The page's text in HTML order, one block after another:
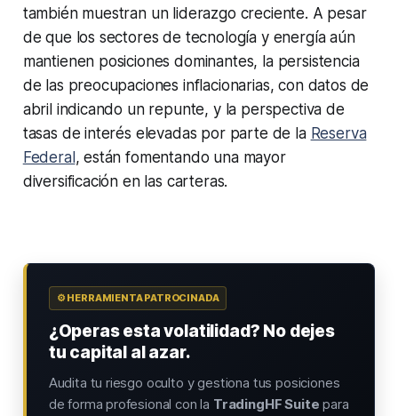
también muestran un liderazgo creciente. A pesar
de que los sectores de tecnología y energía aún
mantienen posiciones dominantes, la persistencia
de las preocupaciones inflacionarias, con datos de
abril indicando un repunte, y la perspectiva de
tasas de interés elevadas por parte de la Reserva
Federal , están fomentando una mayor
diversificación en las carteras.
⚙️ HERRAMIENTA PATROCINADA
¿Operas esta volatilidad? No dejes
tu capital al azar.
Audita tu riesgo oculto y gestiona tus posiciones
de forma profesional con la TradingHF Suite para